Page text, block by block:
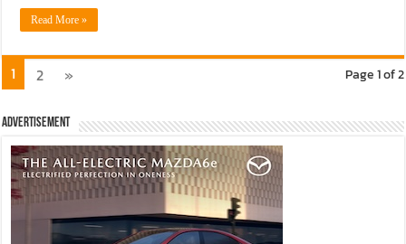
Read More »
Page 1 of 2
1 2 »
Advertisement